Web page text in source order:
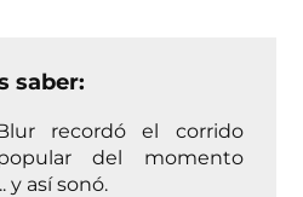
saber:
recordó el corrido
del momento
y así sonó.